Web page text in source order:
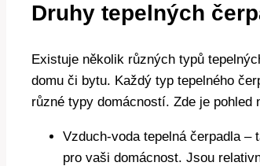
Druhy tepelných
Existuje několik různých typů
domu či bytu. Každý typ tepelného
různé typy domácností. Zde je pohled
Vzduch-voda tepelná čerpadla
pro vaši domácnost. Jsou